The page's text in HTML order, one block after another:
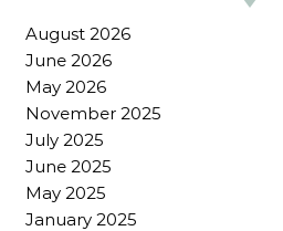
August 2026
June 2026
May 2026
November 2025
July 2025
June 2025
May 2025
January 2025